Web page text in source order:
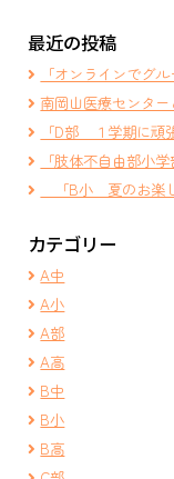
最近の投稿
「オンラインでグ
南岡山医療センタ
「D部 １学期に頑
「肢体不自由部小
「B小 夏のお楽し
カテゴリー
A中
A小
A部
A高
B中
B小
B高